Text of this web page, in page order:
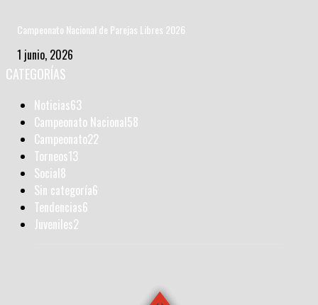
Campeonato Nacional de Parejas Libres 2026
1 junio, 2026
CATEGORÍAS
Noticias63
Campeonato Nacional58
Campeonato22
Torneos13
Social8
Sin categoría6
Tendencias6
Juveniles2